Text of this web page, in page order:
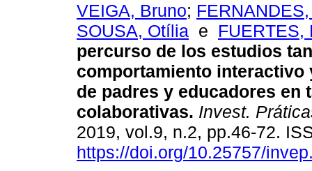
VEIGA, Bruno;
SOUSA, Otília e FUERTES,
percurso de los estudios
comportamiento interactivo
de padres y educadores en
colaborativas. Invest.
2019, vol.9, n.2, pp.46-72.
https://doi.org/10.25757/